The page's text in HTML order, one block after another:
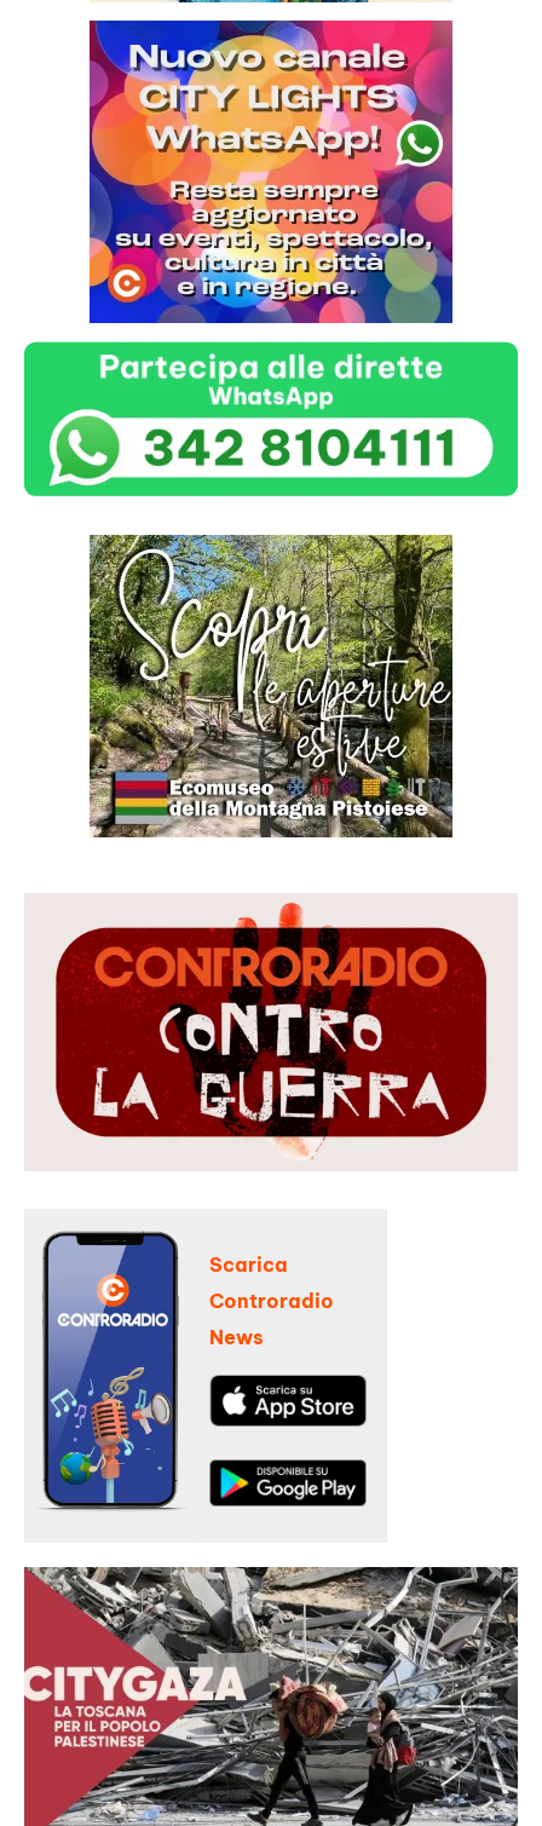
Scarica
Controradio
News